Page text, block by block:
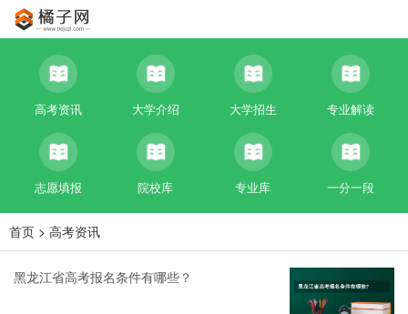
高考资讯 大学介绍 大学招生 专业解读
志愿填报 院校库 专业库 一分一段
首页 > 高考资讯
黑龙江省高考报名条件有哪些？